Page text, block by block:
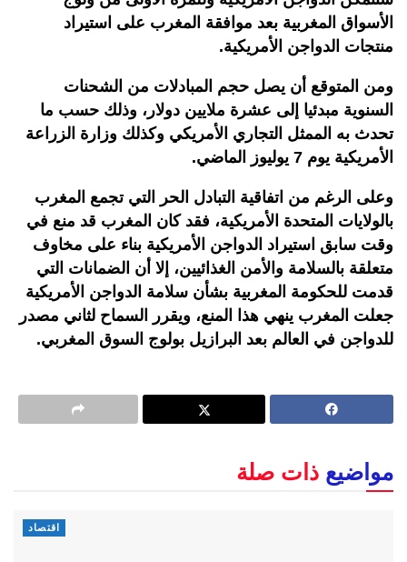
الأسواق المغربية بعد موافقة المغرب على استيراد
منتجات الدواجن الأمريكية.
ومن المتوقع أن يصل حجم المبادلات من الشحنات
السنوية مبدئيا إلى عشرة ملايين دولار، وذلك حسب ما
تحدث به الممثل التجاري الأمريكي وكذلك وزارة الزراعة
الأمريكية يوم 7 يوليوز الماضي.
وعلى الرغم من اتفاقية التبادل الحر التي تجمع المغرب
بالولايات المتحدة الأمريكية، فقد كان المغرب قد منع في
وقت سابق استيراد الدواجن الأمريكية بناء على مخاوف
متعلقة بالسلامة والأمن الغذائيين، إلا أن الضمانات التي
قدمت للحكومة المغربية بشأن سلامة الدواجن الأمريكية
جعلت المغرب ينهي هذا المنع، ويقرر السماح لثاني مصدر
للدواجن في العالم بعد البرازيل بولوج السوق المغربي.
مواضيع ذات صلة
اقتصاد